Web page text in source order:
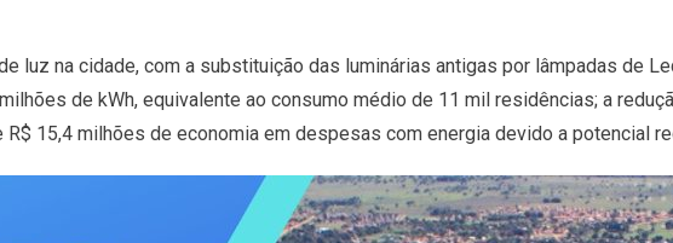
luz na cidade, com a substituição das luminárias antigas por lâmpadas de
de kWh, equivalente ao consumo médio de 11 mil residências; a
15,4 milhões de economia em despesas com energia devido a potencial